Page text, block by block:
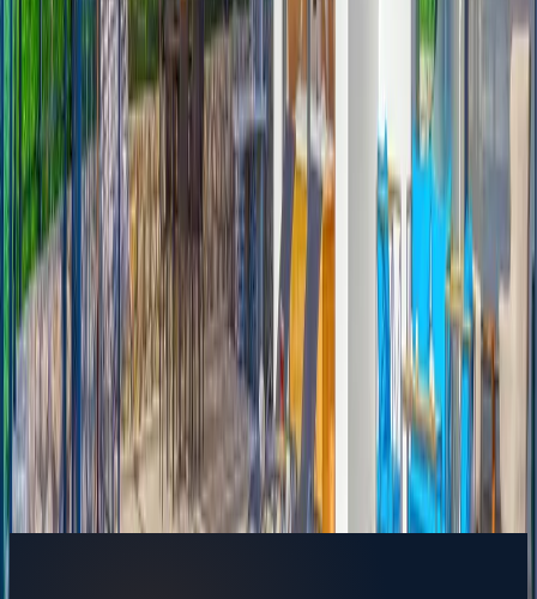
+90(242) 844-3312
+90(541) 844-3312
info@tatilvillasi.com.tr
Başlangıç Fiyatı
5.500 /geceden
başlayan fiyatlarla
Resmi Belge
Kültür ve Turizm Bakanlığı
Belge No:
07-11280
Giriş - Çıkış Tarihi Tarih aralığı seçin
Yetişkin Sayısı
Çocuk Sayısı
Rezerve Et